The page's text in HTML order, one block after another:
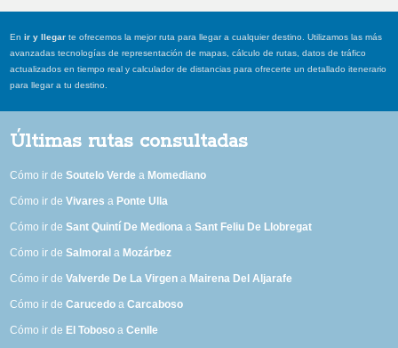
Enir y llegar te ofrecemos la mejor ruta para llegar a cualquier destino. Utilizamos las más
avanzadas tecnologías de representación de mapas, cálculo de rutas, datos de tráfico
actualizados en tiempo real y calculador de distancias para ofrecerte un detallado itenerario
para llegar a tu destino.
Últimas rutas consultadas
Cómo ir deSoutelo Verde a Momediano
Cómo ir deVivares a Ponte Ulla
Cómo ir deSant Quintí De Mediona aSant Feliu De Llobregat
Cómo ir deSalmoral a Mozárbez
Cómo ir deValverde De La Virgen a Mairena Del Aljarafe
Cómo ir deCarucedo aCarcaboso
Cómo ir de El Toboso aCenlle